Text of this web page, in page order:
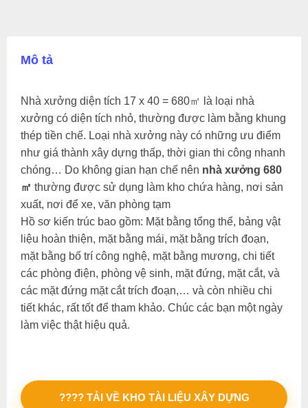
Mô tả
Nhà xưởng diện tích 17 x 40 = 680㎡ là loại nhà
xưởng có diện tích nhỏ, thường được làm bằng khung
thép tiền chế. Loại nhà xưởng này có những ưu điểm
như giá thành xây dựng thấp, thời gian thi công nhanh
chóng… Do không gian hạn chế nên nhà xưởng 680
㎡ thường được sử dụng làm kho chứa hàng, nơi sản
xuất, nơi để xe, văn phòng tạm
Hồ sơ kiến trúc bao gồm: Mặt bằng tổng thể, bảng vật
liệu hoàn thiện, mặt bằng mái, mặt bằng trích đoạn,
mặt bằng bố trí công nghệ, mặt bằng mương, chi tiết
các phòng điện, phòng vệ sinh, mặt đứng, mặt cắt, và
các mặt đứng mặt cắt trích đoạn,… và còn nhiều chi
tiết khác, rất tốt để tham khảo. Chúc các bạn một ngày
làm việc thật hiệu quả.
???? TẢI VỀ KHO TÀI LIỆU XÂY DỰNG